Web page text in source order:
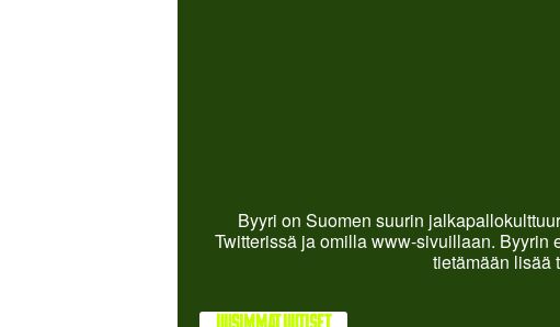
Byyri on Suomen suurin
Twitterissä ja omilla www-sivuillaan. Byyrin
tietämään lisää